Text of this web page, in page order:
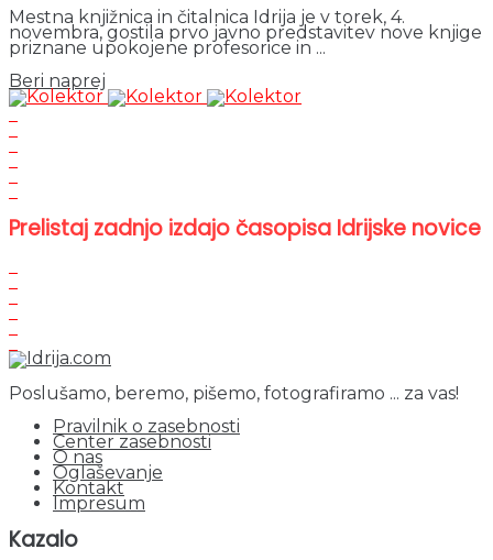
Mestna knjižnica in čitalnica Idrija je v torek, 4.
novembra, gostila prvo javno predstavitev nove knjige
priznane upokojene profesorice in ...
Beri naprej
Prelistaj zadnjo izdajo časopisa Idrijske novice
Poslušamo, beremo, pišemo, fotografiramo ... za vas!
Pravilnik o zasebnosti
Center zasebnosti
O nas
Oglaševanje
Kontakt
Impresum
Kazalo